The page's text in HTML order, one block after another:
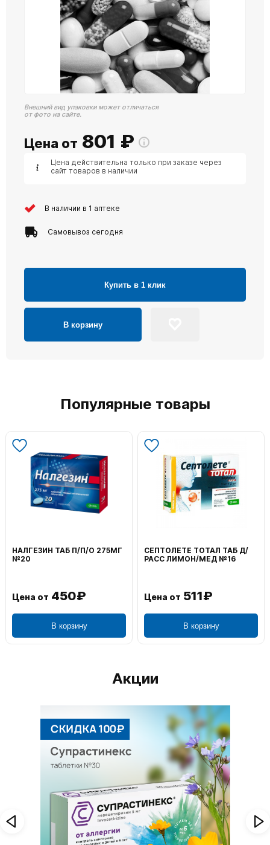
Внешний вид упаковки может отличаться
от фото на сайте.
Цена от 801 ₽
Цена действительна только при заказе через
сайт товаров в наличии
В наличии в 1 аптеке
Самовывоз сегодня
Купить в 1 клик
В корзину
Популярные товары
НАЛГЕЗИН ТАБ П/П/О 275МГ
№20
Цена от 450₽
В корзину
СЕПТОЛЕТЕ ТОТАЛ ТАБ Д/
РАСС ЛИМОН/МЕД №16
Цена от 511₽
В корзину
Акции